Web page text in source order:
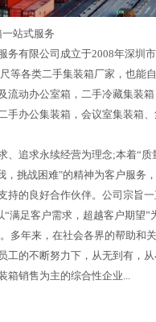
站式服务
务有限公司成立于2008年深圳
等各类二手集装箱厂家，也能
流动办公室箱，二手冷藏集装
手办公集装箱，会议室集装箱
、追求永续经营为理念;本着“质
，挑战困难"的精神为客户服务
持的良好合作伙伴。公司宗旨
“满足客户需求，超越客户期望”
多年来，在社会各界的帮助和
工的不断努力下，从无到有，
箱销售为主的综合性企业...